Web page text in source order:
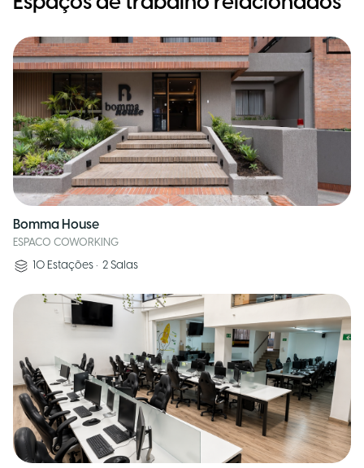
Bomma House
ESPACO COWORKING
10 Estações • 2 Salas